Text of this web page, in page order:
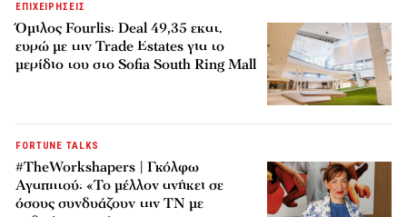
ΕΠΙΧΕΙΡΗΣΕΙΣ
Όμιλος Fourlis: Deal 49,35 εκατ.
ευρώ με την Trade Estates για το
μερίδιο του στο Sofia South Ring Mall
FORTUNE TALKS
#TheWorkshapers | Γκόλφω
Αγαπητού: «Το μέλλον ανήκει σε
όσους συνδυάζουν την ΤΝ με